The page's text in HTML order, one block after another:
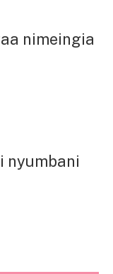
nimeingia
nyumbani